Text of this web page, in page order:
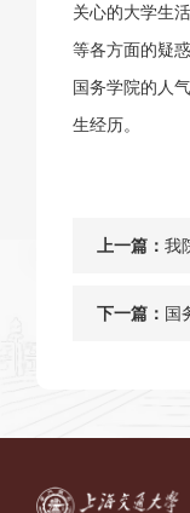
关心的大学生
等各方面的疑
国务学院的人
生经历。
上一篇： 我
下一篇： 国